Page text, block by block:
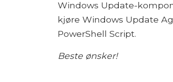
Windows Update-
kjøre Windows Update
PowerShell Script.
Beste ønsker!